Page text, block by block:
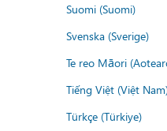
Suomi (Suomi)
Svenska (Sverige)
Te reo Māori
Tiếng Việt (Việt
Türkçe (Türkiye)